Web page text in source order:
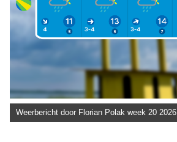
Weerbericht door Florian Polak week 20 2026